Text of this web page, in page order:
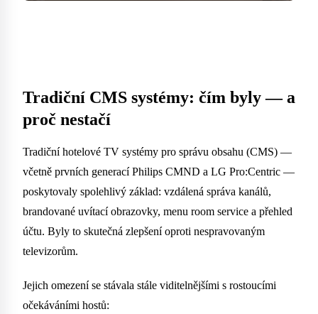
Tradiční CMS systémy: čím byly — a
proč nestačí
Tradiční hotelové TV systémy pro správu obsahu (CMS) —
včetně prvních generací Philips CMND a LG Pro:Centric —
poskytovaly spolehlivý základ: vzdálená správa kanálů,
brandované uvítací obrazovky, menu room service a přehled
účtu. Byly to skutečná zlepšení oproti nespravovaným
televizorům.
Jejich omezení se stávala stále viditelnějšími s rostoucími
očekáváními hostů: